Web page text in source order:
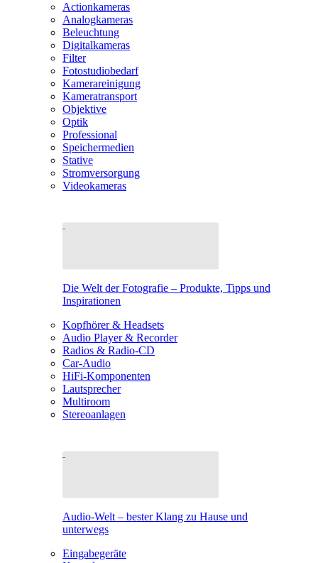
Actionkameras
Analogkameras
Beleuchtung
Digitalkameras
Filter
Fotostudiobedarf
Kamerareinigung
Kameratransport
Objektive
Optik
Professional
Speichermedien
Stative
Stromversorgung
Videokameras
Die Welt der Fotografie – Produkte, Tipps und
Inspirationen
Kopfhörer & Headsets
Audio Player & Recorder
Radios & Radio-CD
Car-Audio
HiFi-Komponenten
Lautsprecher
Multiroom
Stereoanlagen
Audio-Welt – bester Klang zu Hause und
unterwegs
Eingabegeräte